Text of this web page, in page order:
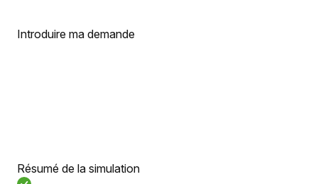
Introduire ma demande
Résumé de la simulation